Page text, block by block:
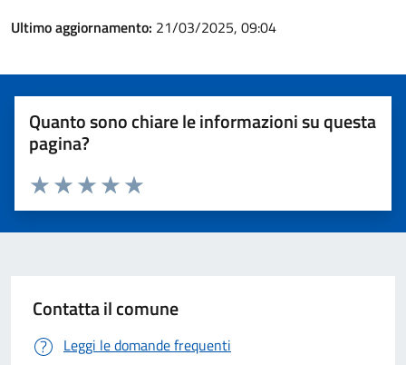
Ultimo aggiornamento: 21/03/2025, 09:04
Quanto sono chiare le informazioni su questa
pagina?
Valuta 5 stelle su 5
Valuta 4 stelle su 5
Valuta 3 stelle su 5
Valuta 2 stelle su 5
Valuta 1 stelle su 5
Contatta il comune
Leggi le domande frequenti